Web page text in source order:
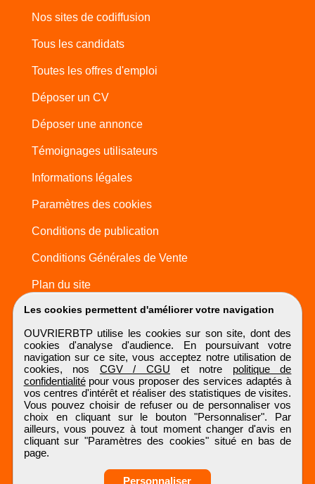
Les cookies permettent d'améliorer votre navigation
OUVRIERBTP utilise les cookies sur son site, dont des
cookies d'analyse d'audience. En poursuivant votre
navigation sur ce site, vous acceptez notre utilisation de
cookies, nos CGV / CGU et notre politique de
confidentialitépour vous proposer des services adaptés à
vos centres d'intérêt et réaliser des statistiques de visites.
Vous pouvez choisir de refuser ou de personnaliser vos
choix en cliquant sur le bouton "Personnaliser". Par
ailleurs, vous pouvez à tout moment changer d'avis en
cliquant sur "Paramètres des cookies" situé en bas de
page.
Personnaliser
Nos sites de codiffusion
Tous les candidats
Toutes les offres d'emploi
Déposer un CV
Déposer une annonce
Témoignages utilisateurs
Informations légales
Paramètres des cookies
Conditions de publication
Conditions Générales de Vente
Plan du site